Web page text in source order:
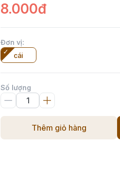
8.000đ
Đơn vị:
cái
Số lượng
Thêm giỏ hàng